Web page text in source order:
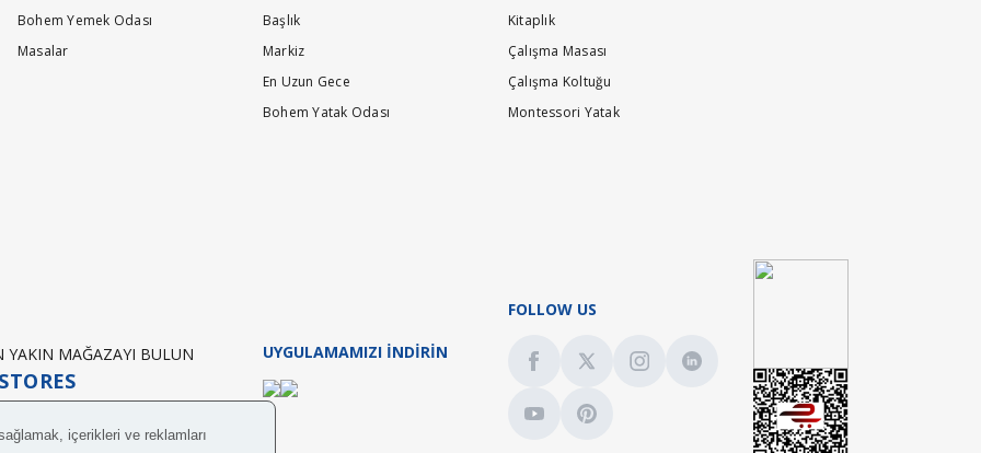
Bohem Yemek Odası
Masalar
Başlık
Markiz
En Uzun Gece
Bohem Yatak Odası
Kitaplık
Çalışma Masası
Çalışma Koltuğu
Montessori Yatak
YAKIN MAĞAZAYI BULUN UYGULAMAMIZI İNDİRİN
FOLLOW US